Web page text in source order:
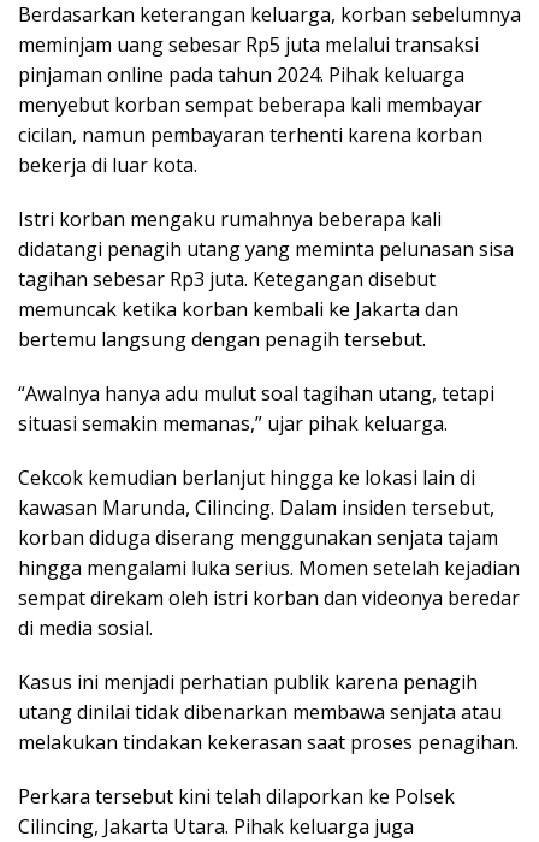
Berdasarkan keterangan keluarga, korban sebelumnya
meminjam uang sebesar Rp5 juta melalui transaksi
pinjaman online pada tahun 2024. Pihak keluarga
menyebut korban sempat beberapa kali membayar
cicilan, namun pembayaran terhenti karena korban
bekerja di luar kota.
Istri korban mengaku rumahnya beberapa kali
didatangi penagih utang yang meminta pelunasan sisa
tagihan sebesar Rp3 juta. Ketegangan disebut
memuncak ketika korban kembali ke Jakarta dan
bertemu langsung dengan penagih tersebut.
“Awalnya hanya adu mulut soal tagihan utang, tetapi
situasi semakin memanas,” ujar pihak keluarga.
Cekcok kemudian berlanjut hingga ke lokasi lain di
kawasan Marunda, Cilincing. Dalam insiden tersebut,
korban diduga diserang menggunakan senjata tajam
hingga mengalami luka serius. Momen setelah kejadian
sempat direkam oleh istri korban dan videonya beredar
di media sosial.
Kasus ini menjadi perhatian publik karena penagih
utang dinilai tidak dibenarkan membawa senjata atau
melakukan tindakan kekerasan saat proses penagihan.
Perkara tersebut kini telah dilaporkan ke Polsek
Cilincing, Jakarta Utara. Pihak keluarga juga